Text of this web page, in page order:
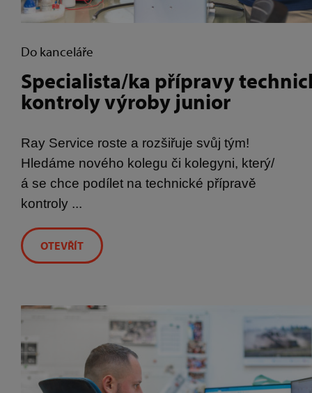
Do kanceláře
Specialista/ka přípravy
kontroly výroby junior
Ray Service roste a rozšiřuje svůj tým!
Hledáme nového kolegu či kolegyni, který/
á se chce podílet na technické přípravě
kontroly ...
OTEVŘÍT